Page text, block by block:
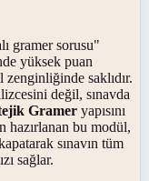
gramer sorusu"
yüksek puan
zenginliğinde saklıdır.
değil, sınavda
Gramer yapısını
hazırlanan bu modül,
sınavın tüm
sağlar.